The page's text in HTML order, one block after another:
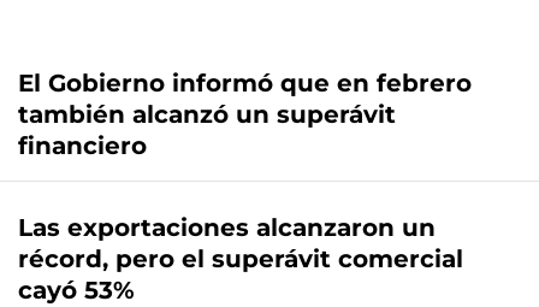
El Gobierno informó que en febrero
también alcanzó un superávit
financiero
Las exportaciones alcanzaron un
récord, pero el superávit comercial
cayó 53%